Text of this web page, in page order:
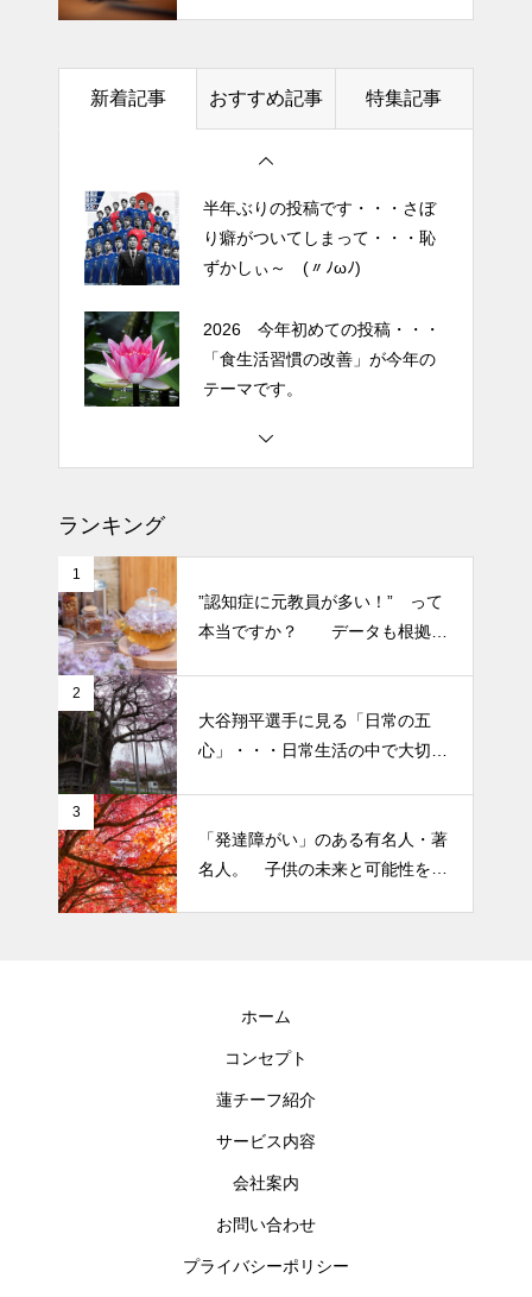
跡
に疲れたときの対処法５選
ているスキンケア製品・・・幹
細胞コスメ vs エクソソーム
コスメ②
ているスキンケア製品・・・幹
細胞コスメ vs エクソソーム
コスメ ①
細胞コスメ ③
新着記事 おすすめ記事 特集記事
テーマです。
土用の丑の日・・・余計なこと
半年ぶりの投稿です・・・さぼ
り癖がついてしまって・・・恥
ずかしぃ～ (〃ﾉωﾉ)
2026 今年初めての投稿・・・
「食生活習慣の改善」が今年の
テーマです。
り癖がついてしまって・・・恥
ずかしぃ～ (〃ﾉωﾉ)
「食生活習慣の改善」が今年の
テーマです。
ランキング
1
”認知症に元教員が多い！” って
本当ですか？ データも根拠も
2
大谷翔平選手に見る「日常の五
心」・・・日常生活の中で大切
3
「発達障がい」のある有名人・著
名人。 子供の未来と可能性を秘
ホーム
コンセプト
蓮チーフ紹介
サービス内容
会社案内
お問い合わせ
プライバシーポリシー